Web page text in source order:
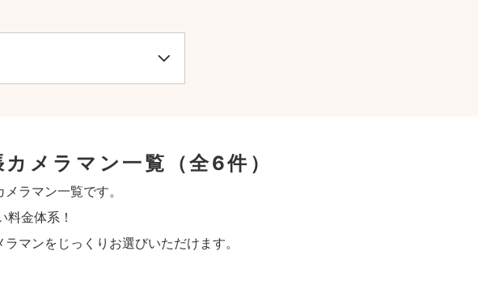
メラマン一覧 （全6件）
ラマン一覧です。
金体系！
マンをじっくりお選びいただけます。